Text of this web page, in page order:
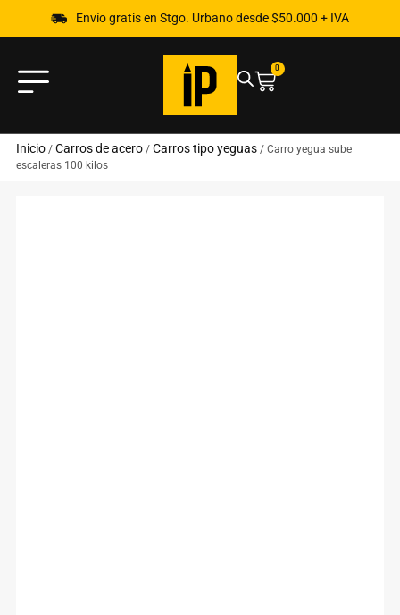
Envío gratis en Stgo. Urbano desde $50.000 + IVA
0
Inicio/ Carros de acero/ Carros tipo yeguas/ Carro yegua sube
escaleras 100 kilos